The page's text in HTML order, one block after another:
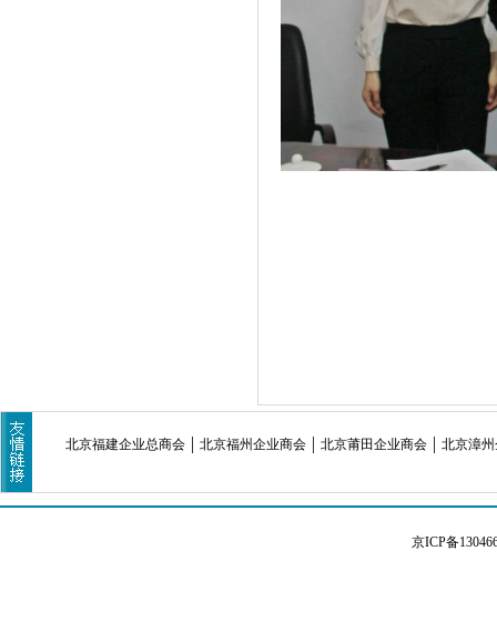
北京福建企业总商会 北京福州企业商会 北京莆田企业商会 北京漳
京ICP备